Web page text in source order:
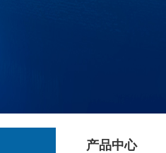
产品中心